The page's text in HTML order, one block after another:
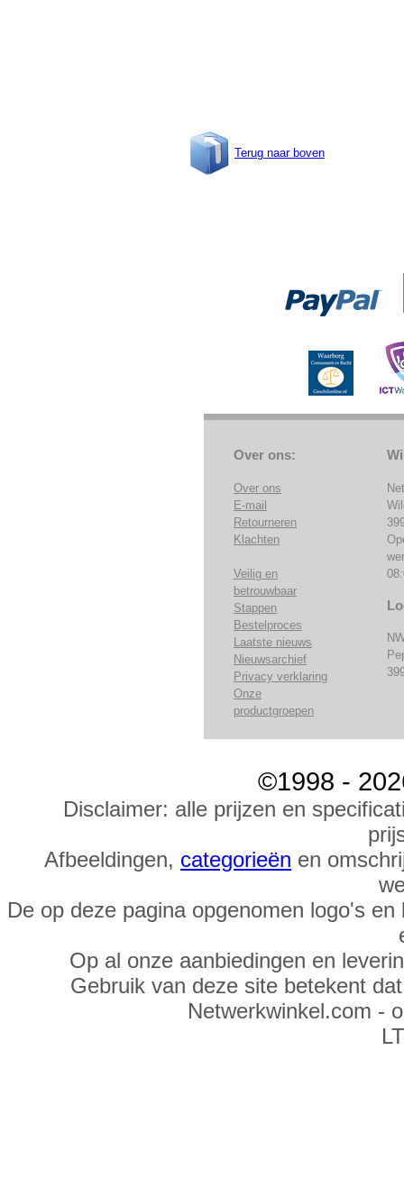
Terug naar boven
Over ons:
Over ons
E-mail
Retourneren
Klachten
Veilig en
betrouwbaar
Stappen
Bestelproces
Laatste nieuws
Nieuwsarchief
Privacy verklaring
Onze
productgroepen
©1998 -
Disclaimer: alle prijzen en
Afbeeldingen, categorieën en
De op deze pagina opgenomen logo's
Op al onze aanbiedingen en
Gebruik van deze site betekent
Netwerkwinkel.com -